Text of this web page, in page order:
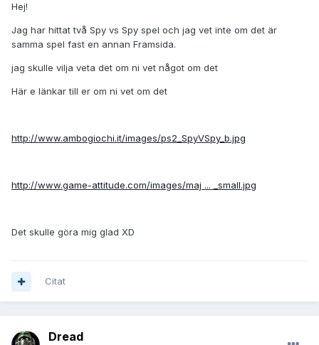
Hej!
Jag har hittat två Spy vs Spy spel och jag vet inte om det är
samma spel fast en annan Framsida.
jag skulle vilja veta det om ni vet något om det
Här e länkar till er om ni vet om det
http://www.ambogiochi.it/images/ps2_SpyVSpy_b.jpg
http://www.game-attitude.com/images/maj ... _small.jpg
Det skulle göra mig glad XD
Citat
Dread